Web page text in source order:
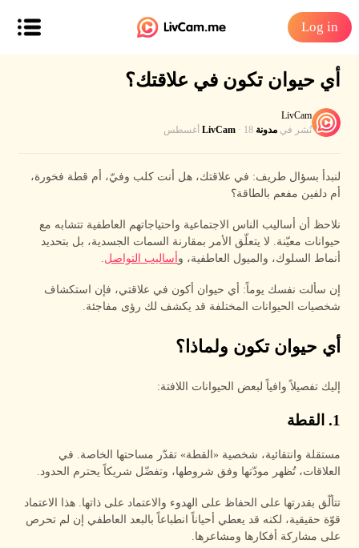
Log in
أي حيوان تكون في علاقتك؟
LivCam
نُشر فيمدونة LivCam· 18 أغسطس
لنبدأ بسؤال طريف: في علاقتك، هل أنت كلب وفيّ، أم قطة فخورة،
أم دلفين مفعم بالطاقة؟
نلاحظ أن أساليب الناس الاجتماعية واحتياجاتهم العاطفية تتشابه مع
حيوانات معيّنة. لا يتعلّق الأمر بمقارنة السمات الجسدية، بل بتحديد
أنماط السلوك، والميول العاطفية، وأساليب التواصل
إن سألت نفسك يوماً: أي حيوان أكون في علاقتي، فإن استكشاف
شخصيات الحيوانات المختلفة قد يكشف لك رؤى مفاجئة.
أي حيوان تكون ولماذا؟
إليك تفصيلاً وافياً لبعض الحيوانات اللافتة:
1. القطة
مستقلة وانتقائية، شخصية «القطة» تقدّر مساحتها الخاصة. في
العلاقات، تُظهر مودّتها وفق شروطها، وتفضّل شريكاً يحترم الحدود.
تتألّق بقدرتها على الحفاظ على الهدوء والاعتماد على ذاتها. هذا الاعتماد
قوّة حقيقية، لكنه قد يعطي أحياناً انطباعاً بالبعد العاطفي إن لم تحرص
على مشاركة أفكارها ومشاعرها.